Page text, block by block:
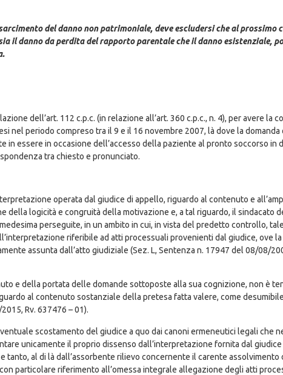
del danno non patrimoniale, deve escludersi che al prossimo
il danno da perdita del rapporto parentale che il danno esistenziale,
dell’art. 112 c.p.c. (in relazione all’art. 360 c.p.c., n. 4), per avere la
periodo compreso tra il 9 e il 16 novembre 2007, là dove la
essere in occasione dell’accesso della paziente al pronto soccorso in
tra chiesto e pronunciato.
operata dal giudice di appello, riguardo al contenuto e
logicità e congruità della motivazione e, a tal riguardo, il sindacato
perseguite, in un ambito in cui, in vista del predetto controllo,
riferibile ad atti processuali provenienti dal giudice, ove
assunta dall’atto giudiziale (Sez. L, Sentenza n. 17947 del 08/08/
e della portata delle domande sottoposte alla sua cognizione, non è
al contenuto sostanziale della pretesa fatta valere, come
Rv. 637476 – 01).
scostamento del giudice a quo dai canoni ermeneutici legali che
unicamente il proprio dissenso dall’interpretazione fornita dal
al di là dall’assorbente rilievo concernente il carente assolvimento
particolare riferimento all’omessa integrale allegazione degli atti